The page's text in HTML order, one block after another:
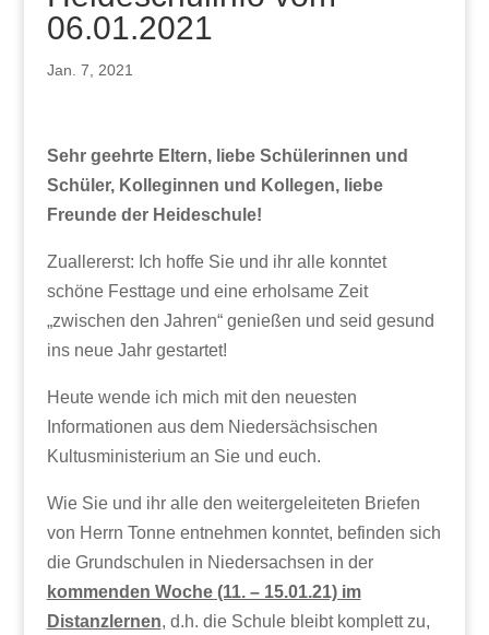
06.01.2021
Jan. 7, 2021
Sehr geehrte Eltern, liebe Schülerinnen und
Schüler, Kolleginnen und Kollegen, liebe
Freunde der Heideschule!
Zuallererst: Ich hoffe Sie und ihr alle konntet
schöne Festtage und eine erholsame Zeit
„zwischen den Jahren“ genießen und seid gesund
ins neue Jahr gestartet!
Heute wende ich mich mit den neuesten
Informationen aus dem Niedersächsischen
Kultusministerium an Sie und euch.
Wie Sie und ihr alle den weitergeleiteten Briefen
von Herrn Tonne entnehmen konntet, befinden sich
die Grundschulen in Niedersachsen in der
kommenden Woche (11. – 15.01.21) im
Distanzlernen, d.h. die Schule bleibt komplett zu,